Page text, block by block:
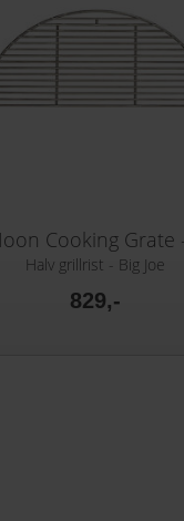
Halv grillrist - Big Joe
829,-